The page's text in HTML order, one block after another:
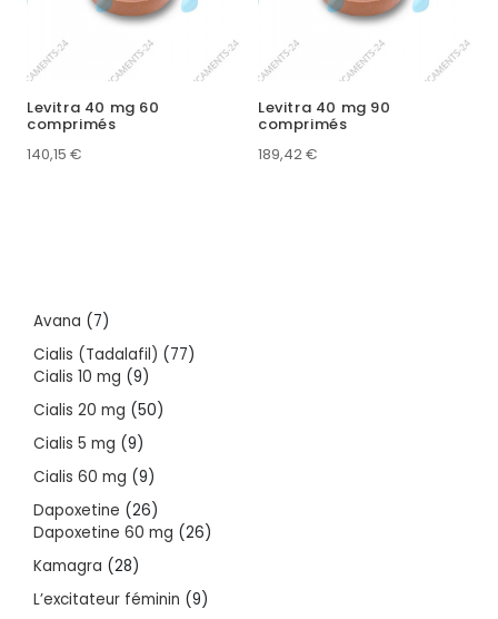
Levitra 40 mg 60
comprimés
140,15 €
Levitra 40 mg 90
comprimés
189,42€
Avana 77
products
Cialis (Tadalafil) 7777
Cialis 10 mg 99
products
Cialis 20 mg 5050
Cialis 5 mg 99
products
Cialis 60 mg 99
products
Dapoxetine 2626
products
Dapoxetine 60 mg 2626
Kamagra 2828
products
L’excitateur féminin 99